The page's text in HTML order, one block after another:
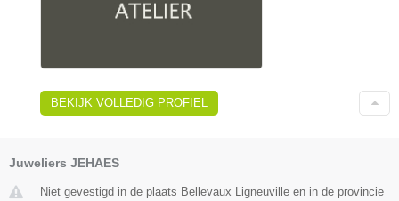
BEKIJK VOLLEDIG PROFIEL
Juweliers JEHAES
Niet gevestigd in de plaats Bellevaux Ligneuville en in de provincie